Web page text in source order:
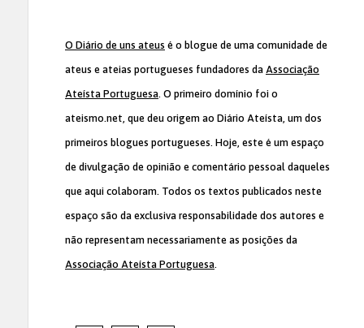
O Diário de uns ateus é o blogue de uma comunidade de
ateus e ateias portugueses fundadores da Associação
Ateísta Portuguesa. O primeiro domínio foi o
ateismo.net, que deu origem ao Diário Ateísta, um dos
primeiros blogues portugueses. Hoje, este é um espaço
de divulgação de opinião e comentário pessoal daqueles
que aqui colaboram. Todos os textos publicados neste
espaço são da exclusiva responsabilidade dos autores e
não representam necessariamente as posições da
Associação Ateísta Portuguesa.